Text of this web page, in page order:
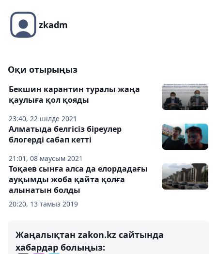
zkadm
Оқи отырыңыз
23:40, 22 шілде 2021
Бекшин карантин туралы жаңа
қаулыға қол қояды
21:01, 08 маусым 2021
Алматыда белгісіз біреулер
блогерді сабап кетті
20:20, 13 тамыз 2019
Тоқаев сынға алса да елордадағы
ауқымды жоба қайта қолға
алынатын болды
Жаңалықтан zakon.kz сайтында
хабардар болыңыз: